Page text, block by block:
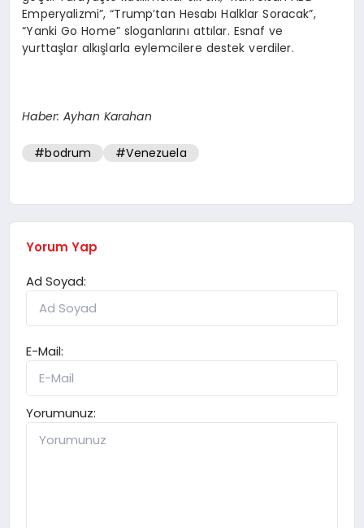
Emperyalizmi”, “Trump’tan Hesabı Halklar Soracak”,
“Yanki Go Home” sloganlarını attılar. Esnaf ve
yurttaşlar alkışlarla eylemcilere destek verdiler.
Haber: Ayhan Karahan
#bodrum #Venezuela
Yorum Yap
Ad Soyad:
E-Mail:
Yorumunuz: